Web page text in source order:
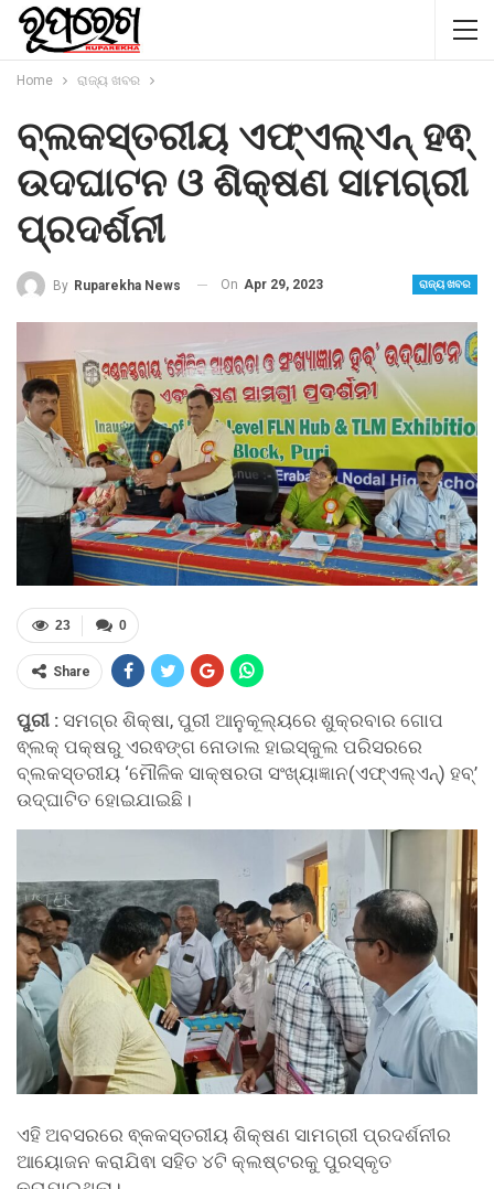
Home ରାଜ୍ୟ ଖବର
ବ୍ଲକସ୍ତରୀୟ ଏଫ୍ଏଲ୍ଏନ୍ ହଵ୍
ଉଦଘାଟନ ଓ ଶିକ୍ଷଣ ସାମଗ୍ରୀ
ପ୍ରଦର୍ଶନୀ
ରାଜ୍ୟ ଖବର
By Ruparekha News On Apr 29, 2023
0
23
Share
ପୁରୀ : ସମଗ୍ର ଶିକ୍ଷା, ପୁରୀ ଆନୁକୂଲ୍ୟରେ ଶୁକ୍ରବାର ଗୋପ
ଵ୍ଲକ୍ ପକ୍ଷରୁ ଏରଵଙ୍ଗ ନୋଡାଲ ହାଇସ୍କୁଲ ପରିସରରେ
ବ୍ଲକସ୍ତରୀୟ ‘ମୌଳିକ ସାକ୍ଷରତା ସଂଖ୍ୟାଜ୍ଞାନ(ଏଫ୍ଏଲ୍ଏନ୍) ହବ୍’
ଉଦ୍ଘାଟିତ ହୋଇଯାଇଛି।
ଏହି ଅବସରରେ ଵ୍କକସ୍ତରୀୟ ଶିକ୍ଷଣ ସାମଗ୍ରୀ ପ୍ରଦର୍ଶନୀର
ଆୟୋଜନ କରାଯିଵା ସହିତ ୪ଟି କ୍ଲଷ୍ଟରକୁ ପୁରସ୍କୃତ